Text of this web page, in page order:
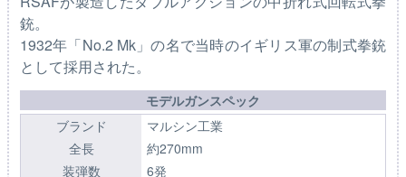
銃。
1932年「No.2 Mk」の名で当時のイギリス軍の制式拳銃
として採用された。
モデルガンスペック
ブランド
マルシン工業
全長
約270mm
装弾数
6発